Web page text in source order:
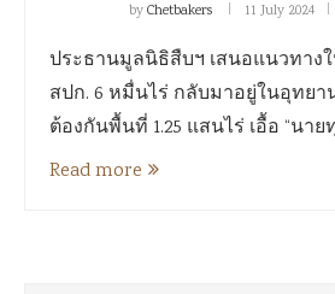
byChetbakers 11 July 2024
ประธานมูลนิธิสืบฯ เสนอแนวทาง
สปก. 6 หมื่นไร่ กลับมาอยู่ในอุทย
ต้องกันพื้นที่ 1.25 แสนไร่ เอื้อ “นาย
Read more